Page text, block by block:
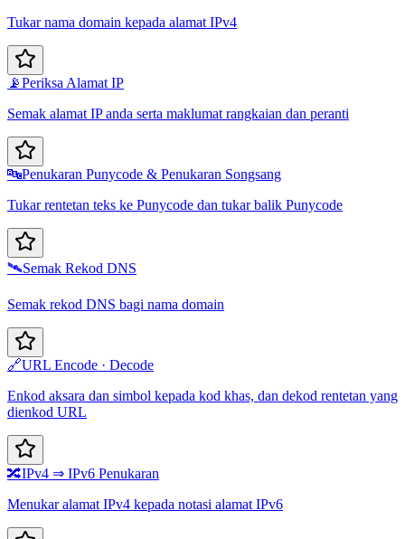
Tukar nama domain kepada alamat IPv4
📡Periksa Alamat IP
Semak alamat IP anda serta maklumat rangkaian dan peranti
🔤Penukaran Punycode & Penukaran Songsang
Tukar rentetan teks ke Punycode dan tukar balik Punycode
🛰️Semak Rekod DNS
Semak rekod DNS bagi nama domain
🔗URL Encode · Decode
Enkod aksara dan simbol kepada kod khas, dan dekod rentetan yang
dienkod URL
🔀IPv4 ⇒ IPv6 Penukaran
Menukar alamat IPv4 kepada notasi alamat IPv6